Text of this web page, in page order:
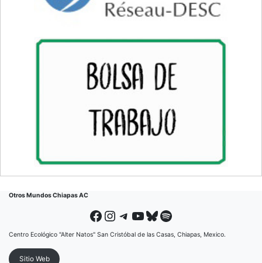
Otros Mundos Chiapas AC
Facebook Instagram Telegram YouTube Bluesky Spotify
Centro Ecológico "Alter Natos" San Cristóbal de las Casas, Chiapas, Mexico.
Sitio Web